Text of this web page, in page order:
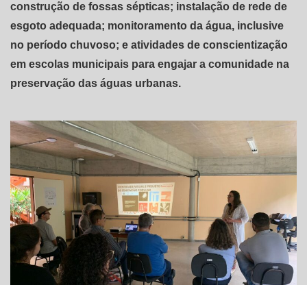
construção de fossas sépticas; instalação de rede de
esgoto adequada; monitoramento da água, inclusive
no período chuvoso; e atividades de conscientização
em escolas municipais para engajar a comunidade na
preservação das águas urbanas.